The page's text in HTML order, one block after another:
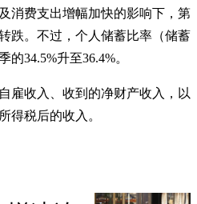
消费支出增幅加快的影响下，第
跌。不过，个人储蓄比率（储蓄
34.5%升至36.4%。
雇收入、收到的净财产收入，以
得税后的收入。